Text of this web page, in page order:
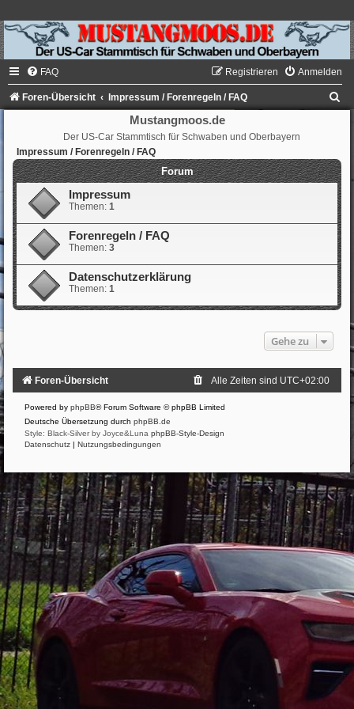
FAQ Anmelden
Registrieren
Foren-Übersicht Impressum / Forenregeln / FAQ
Mustangmoos.de
Der US-Car Stammtisch für Schwaben und Oberbayern
Impressum / Forenregeln / FAQ
Forum
Impressum
Themen: 1
Forenregeln / FAQ
Themen: 3
Datenschutzerklärung
Themen: 1
Gehe zu
Foren-Übersicht Alle Zeiten sind UTC+02:00
Powered by phpBB® Forum Software © phpBB Limited
Deutsche Übersetzung durch phpBB.de
Style: Black-Silver by Joyce&Luna phpBB-Style-Design
Datenschutz
Nutzungsbedingungen